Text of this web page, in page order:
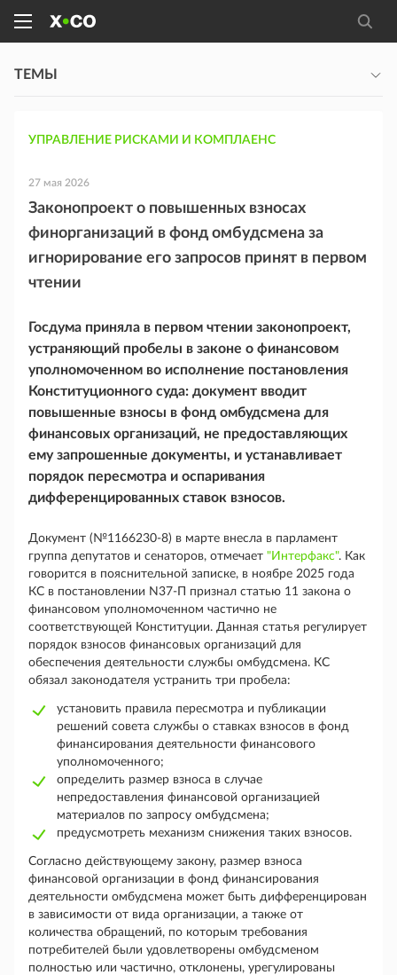
ТЕМЫ
УПРАВЛЕНИЕ РИСКАМИ И КОМПЛАЕНС
27 мая 2026
Законопроект о повышенных взносах
финорганизаций в фонд омбудсмена за
игнорирование его запросов принят в первом
чтении
Госдума приняла в первом чтении законопроект,
устраняющий пробелы в законе о финансовом
уполномоченном во исполнение постановления
Конституционного суда: документ вводит
повышенные взносы в фонд омбудсмена для
финансовых организаций, не предоставляющих
ему запрошенные документы, и устанавливает
порядок пересмотра и оспаривания
дифференцированных ставок взносов.
Документ (№1166230-8) в марте внесла в парламент
группа депутатов и сенаторов, отмечает "Интерфакс". Как
говорится в пояснительной записке, в ноябре 2025 года
КС в постановлении N37-П признал статью 11 закона о
финансовом уполномоченном частично не
соответствующей Конституции. Данная статья регулирует
порядок взносов финансовых организаций для
обеспечения деятельности службы омбудсмена. КС
обязал законодателя устранить три пробела:
установить правила пересмотра и публикации
решений совета службы о ставках взносов в фонд
финансирования деятельности финансового
уполномоченного;
определить размер взноса в случае
непредоставления финансовой организацией
материалов по запросу омбудсмена;
предусмотреть механизм снижения таких взносов.
Согласно действующему закону, размер взноса
финансовой организации в фонд финансирования
деятельности омбудсмена может быть дифференцирован
в зависимости от вида организации, а также от
количества обращений, по которым требования
потребителей были удовлетворены омбудсменом
полностью или частично, отклонены, урегулированы